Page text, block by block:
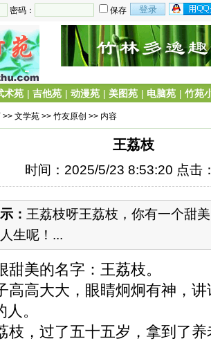
密码： 保存
术苑 | 吉他苑 | 动漫苑 | 美图苑 | 电脑苑 | 竹苑
>> 文学苑 >> 竹友原创 >> 内容
王荔枝
时间：2025/5/23 8:53:20 点击
： 王荔枝呀王荔枝，你有一个甜
生呢！...
美的名字：王荔枝。
高大大，眼睛炯炯有神，讲
。
，过了五十五岁，拿到了养